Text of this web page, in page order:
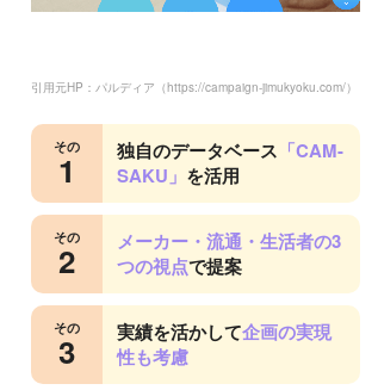
引用元HP：パルディア（https://campaign-jimukyoku.com/）
その
1 独自のデータベース 「CAM-
SAKU」 を活用
その
2
メーカー・流通・生活者の3
つの視点で提案
その
3 実績を活かして企画の実現
性も考慮